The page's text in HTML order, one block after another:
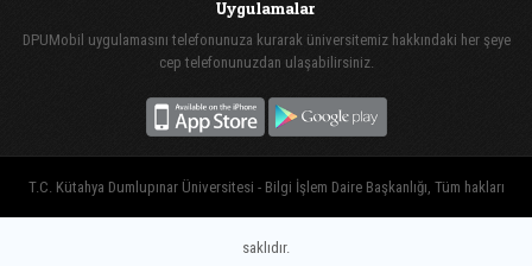
Uygulamalar
DPUMobil uygulamasını telefonunuza kurarak üniversitemiz hakkındaki her şeye
cep telefonunuzdan ulaşabilirsiniz.
T.C. Kütahya Dumlupınar Üniversitesi - Bilgi İşlem Daire Başkanlığı, Tüm hakları
saklıdır.